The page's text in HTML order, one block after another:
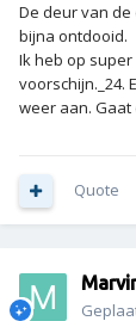
De deur van
bijna ontdooid.
Ik heb op
voorschijn._24.
weer aan. Gaat
Quote